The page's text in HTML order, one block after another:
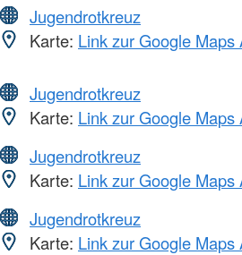
Jugendrotkreuz
Karte: Link zur Google Maps
Jugendrotkreuz
Karte: Link zur Google Maps
Jugendrotkreuz
Karte: Link zur Google Maps
Jugendrotkreuz
Karte: Link zur Google Maps